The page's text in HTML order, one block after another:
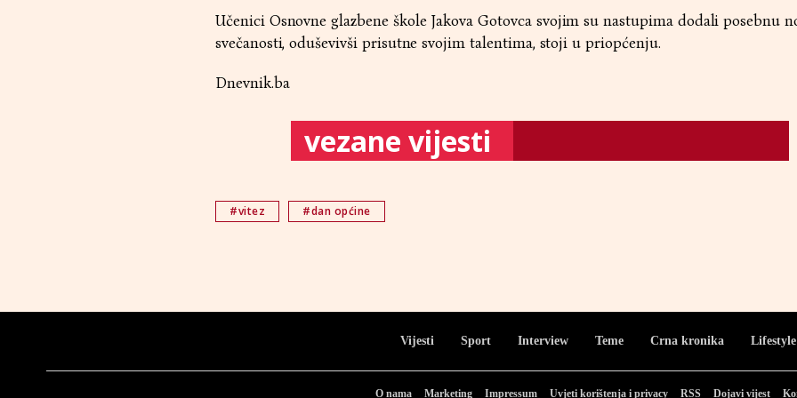
Učenici Osnovne glazbene škole Jakova Gotovca svojim su nastupima dodali posebnu
svečanosti, oduševivši prisutne svojim talentima, stoji u priopćenju.
Dnevnik.ba
vezane vijesti
#vitez #dan općine
Vijesti Sport Interview Teme Crna kronika Lifestyle
O nama Marketing Impressum Uvjeti korištenja i privacy RSS Dojavi vijest